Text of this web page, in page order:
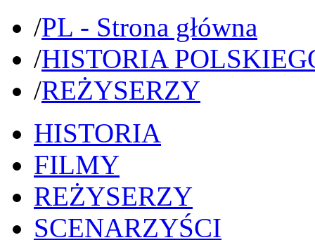
/PL - Strona główna
/HISTORIA
/REŻYSERZY
HISTORIA
FILMY
REŻYSERZY
SCENARZYŚCI